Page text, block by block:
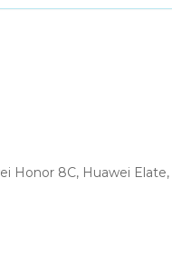
Honor 8C, Huawei